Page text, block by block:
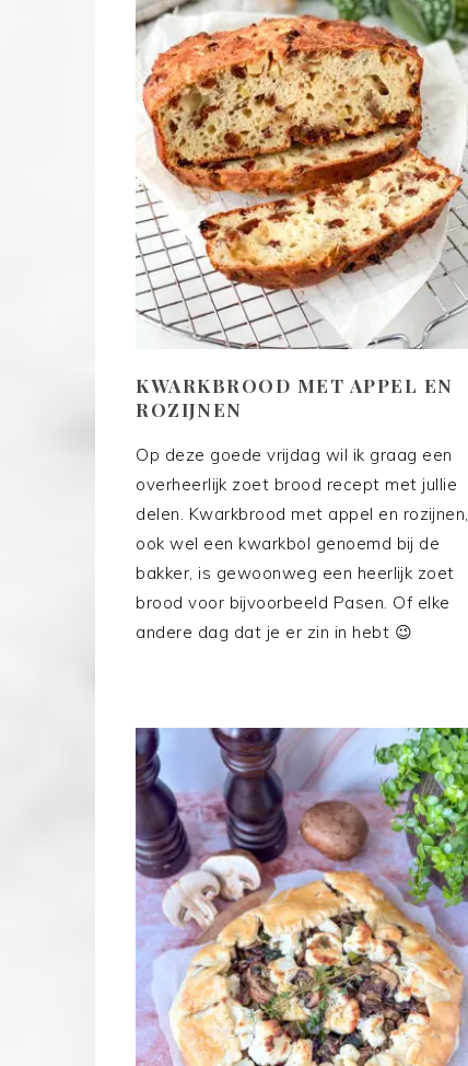
KWARKBROOD MET APPEL EN
ROZIJNEN
Op deze goede vrijdag wil ik graag een
overheerlijk zoet brood recept met jullie
delen. Kwarkbrood met appel en rozijnen,
ook wel een kwarkbol genoemd bij de
bakker, is gewoonweg een heerlijk zoet
brood voor bijvoorbeeld Pasen. Of elke
andere dag dat je er zin in hebt 😉